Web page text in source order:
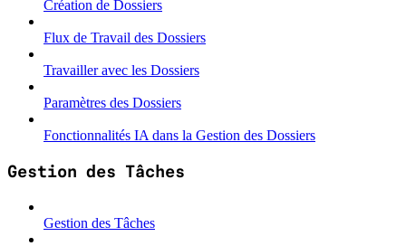
Création de Dossiers
Flux de Travail des Dossiers
Travailler avec les Dossiers
Paramètres des Dossiers
Fonctionnalités IA dans la Gestion des Dossiers
Gestion des Tâches
Gestion des Tâches